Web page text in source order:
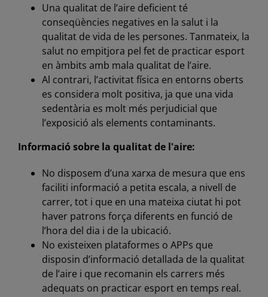
Una qualitat de l’aire deficient té
conseqüències negatives en la salut i la
qualitat de vida de les persones. Tanmateix, la
salut no empitjora pel fet de practicar esport
en àmbits amb mala qualitat de l’aire.
Al contrari, l’activitat física en entorns oberts
es considera molt positiva, ja que una vida
sedentària es molt més perjudicial que
l’exposició als elements contaminants.
Informació sobre la qualitat de l'aire:
No disposem d’una xarxa de mesura que ens
faciliti informació a petita escala, a nivell de
carrer, tot i que en una mateixa ciutat hi pot
haver patrons força diferents en funció de
l’hora del dia i de la ubicació.
No existeixen plataformes o APPs que
disposin d’informació detallada de la qualitat
de l’aire i que recomanin els carrers més
adequats on practicar esport en temps real.